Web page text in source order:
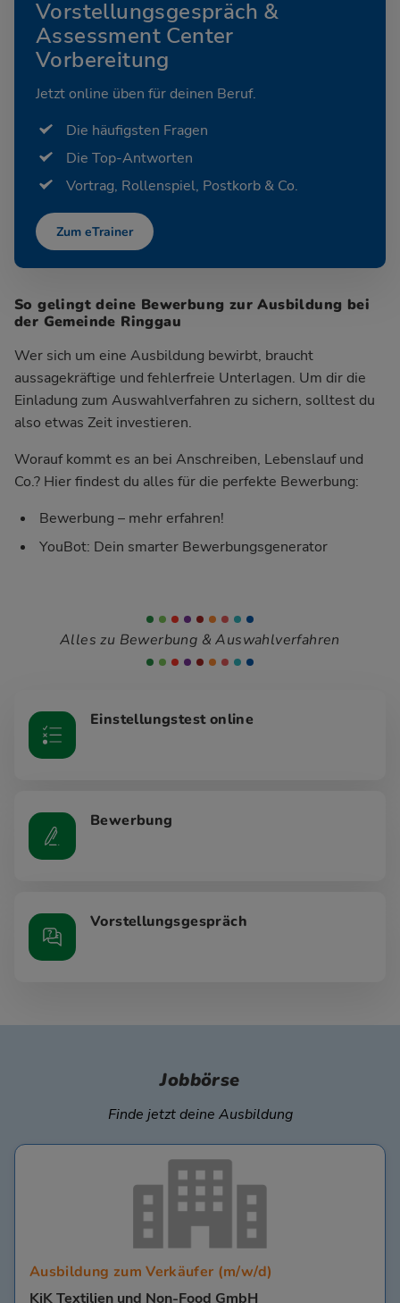
Vorstellungsgespräch &
Assessment Center
Vorbereitung
Jetzt online üben für deinen Beruf.
Die häufigsten Fragen
Die Top-Antworten
Vortrag, Rollenspiel, Postkorb & Co.
Zum eTrainer
So gelingt deine Bewerbung zur Ausbildung bei
der Gemeinde Ringgau
Wer sich um eine Ausbildung bewirbt, braucht
aussagekräftige und fehlerfreie Unterlagen. Um dir die
Einladung zum Auswahlverfahren zu sichern, solltest du
also etwas Zeit investieren.
Worauf kommt es an bei Anschreiben, Lebenslauf und
Co.? Hier findest du alles für die perfekte Bewerbung:
Bewerbung – mehr erfahren!
YouBot: Dein smarter Bewerbungsgenerator
Alles zu Bewerbung & Auswahlverfahren
Einstellungstest online
Bewerbung
Vorstellungsgespräch
Jobbörse
Finde jetzt deine Ausbildung
Ausbildung zum Verkäufer (m/w/d)
KiK Textilien und Non-Food GmbH